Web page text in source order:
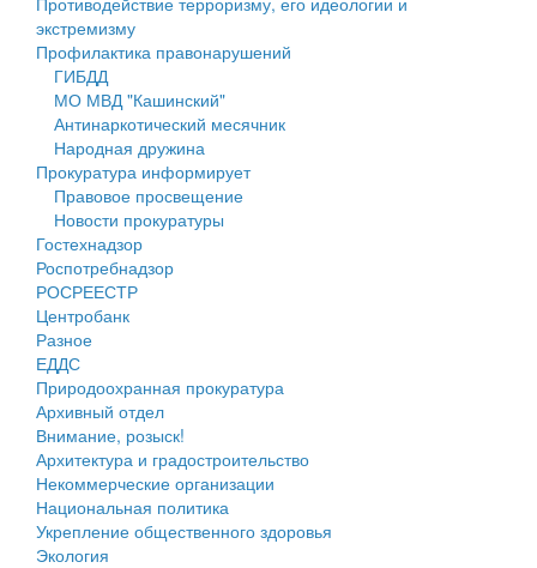
Деятельность МУ
Нормативы градостроительного проектирования
Правила землепользования и застройки
Генеральные планы
Проекты планировки территории
Собрание депутатов
Городское поселение
Сельские поселения
экстремизму
Профилактика правонарушений
ГИБДД
МО МВД "Кашинский"
Антинаркотический месячник
Народная дружина
Прокуратура информирует
Правовое просвещение
Новости прокуратуры
Гостехнадзор
Роспотребнадзор
РОСРЕЕСТР
Центробанк
Разное
ЕДДС
Природоохранная прокуратура
Архивный отдел
Внимание, розыск!
Архитектура и градостроительство
Некоммерческие организации
Национальная политика
Укрепление общественного здоровья
Экология